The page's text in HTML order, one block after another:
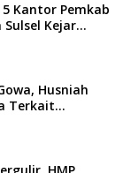
Kantor Pemkab
Kejar
Husniah
Terkait